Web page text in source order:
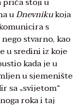
uDnevnikukoja
s
stvarno, kao
u sredini iz koje
kada je u
u sjemenište
sa „svijetom“
roka i taj